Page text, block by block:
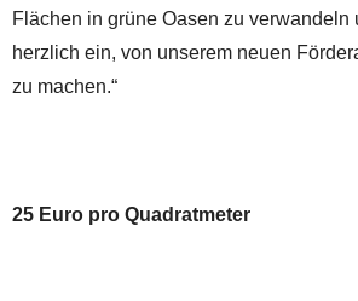
Flächen in grüne Oasen zu verwandeln
herzlich ein, von unserem neuen
zu machen.“
25 Euro pro Quadratmeter